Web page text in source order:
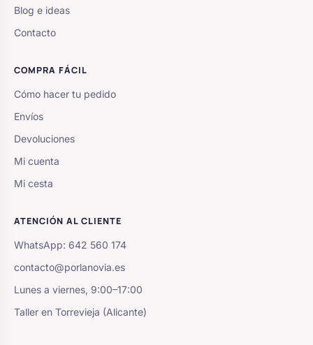
Blog e ideas
Contacto
COMPRA FÁCIL
Cómo hacer tu pedido
Envíos
Devoluciones
Mi cuenta
Mi cesta
ATENCIÓN AL CLIENTE
WhatsApp: 642 560 174
contacto@porlanovia.es
Lunes a viernes, 9:00–17:00
Taller en Torrevieja (Alicante)